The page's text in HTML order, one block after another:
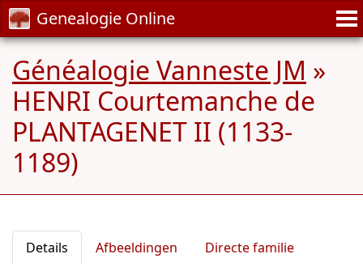
Genealogie Online
Généalogie Vanneste JM »
HENRI Courtemanche de
PLANTAGENET II (1133-
1189)
Details Afbeeldingen
Directe familie